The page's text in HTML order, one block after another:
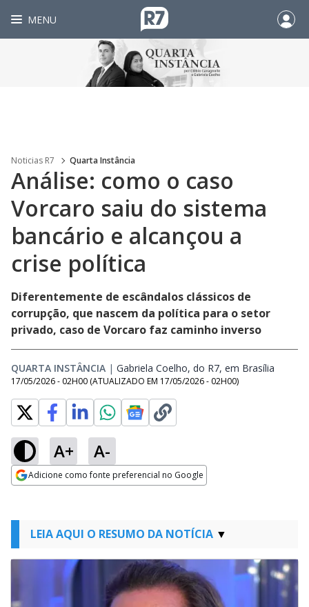
MENU
Noticias R7 Quarta Instância
Análise: como o caso
Vorcaro saiu do sistema
bancário e alcançou a
crise política
Diferentemente de escândalos clássicos de
corrupção, que nascem da política para o setor
privado, caso de Vorcaro faz caminho inverso
QUARTA INSTÂNCIA | Gabriela Coelho, do R7, em Brasília
17/05/2026 - 02H00 (ATUALIZADO EM 17/05/2026 - 02H00)
A+ A-
Adicione como fonte preferencial no Google
LEIA AQUI O RESUMO DA NOTÍCIA